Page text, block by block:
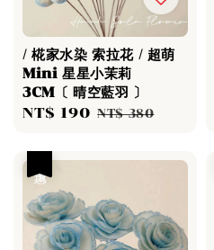
/ 椛家水染 索拉花 / 超萌
Mini 星星小茉莉
3CM〔 晴空藍羽 〕
Sale
NT$ 190 Regular
NT$ 380